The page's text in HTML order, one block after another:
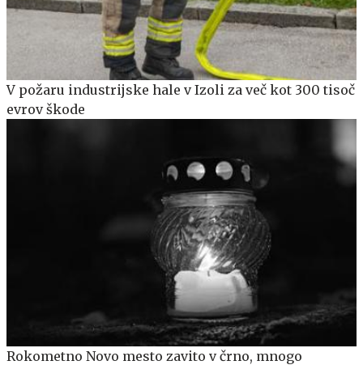
V požaru industrijske hale v Izoli za več kot 300 tisoč
evrov škode
Rokometno Novo mesto zavito v črno, mnogo